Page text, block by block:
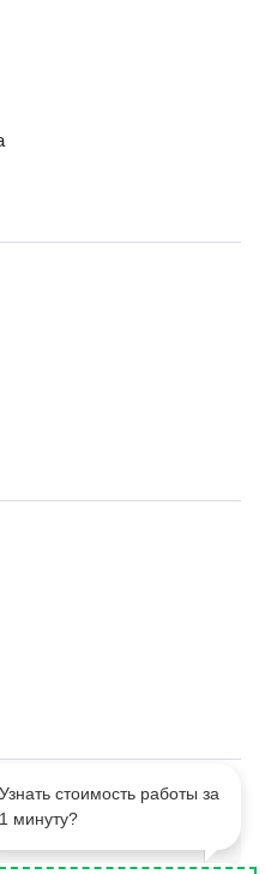
Узнать стоимость работы за
1 минуту?